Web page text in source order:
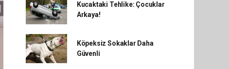
Kucaktaki Tehlike: Çocuklar
Arkaya!
Köpeksiz Sokaklar Daha
Güvenli